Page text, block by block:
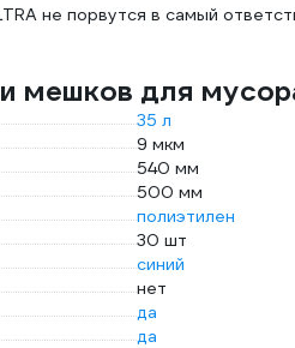
не порвутся в самый
мешков для
35 л
9 мкм
540 мм
500 мм
полиэтилен
30 шт
синий
нет
да
да